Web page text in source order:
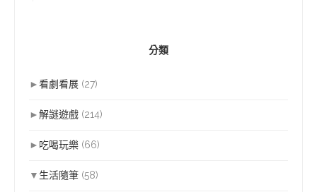
分類
►看劇看展 (27)
►解謎遊戲 (214)
► 吃喝玩樂 (66)
▼ 生活隨筆 (58)